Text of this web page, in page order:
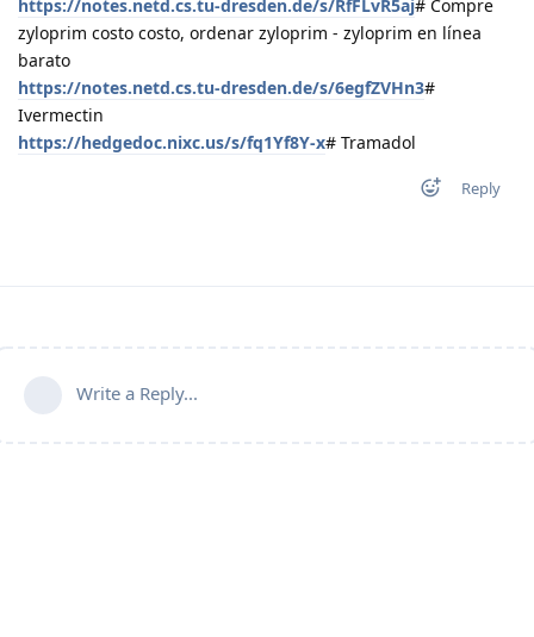
https://notes.netd.cs.tu-dresden.de/s/RfFLvR5aj# Compre
zyloprim costo costo, ordenar zyloprim - zyloprim en línea
barato
https://notes.netd.cs.tu-dresden.de/s/6egfZVHn3#
Ivermectin
https://hedgedoc.nixc.us/s/fq1Yf8Y-x# Tramadol
Reply
Write a Reply...